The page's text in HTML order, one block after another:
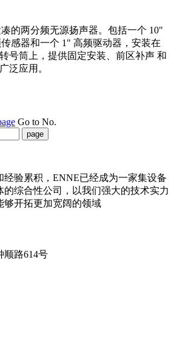
的两分频无源扬声器。包括一个 10"
传感器和一个 1" 高频驱动器，安装在
转号筒上，提供固定安装、前区补声 和
泛应用。
Go to No.
经验累积，ENNE已经成为一家集设备
综合性公司，以我们强大的技术实力
够开拓更加宽阔的领域
顺路614号